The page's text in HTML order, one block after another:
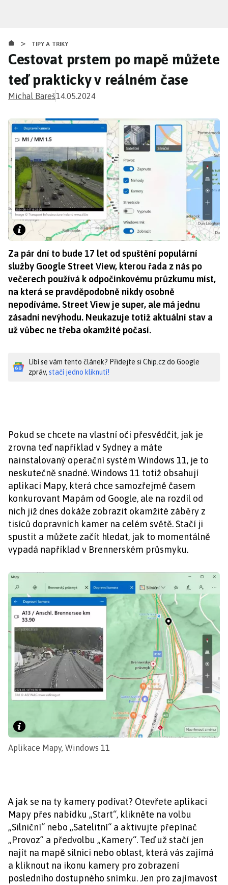
obsahu
> TIPY A TRIKY
Cestovat prstem po mapě můžete
teď prakticky v reálném čase
Michal Bareš14.05.2024
Za pár dní to bude 17 let od spuštění populární
služby Google Street View, kterou řada z nás po
večerech používá k odpočinkovému průzkumu míst,
na která se pravděpodobně nikdy osobně
nepodíváme. Street View je super, ale má jednu
zásadní nevýhodu. Neukazuje totiž aktuální stav a
už vůbec ne třeba okamžité počasí.
Líbí se vám tento článek? Přidejte si Chip.cz do Google
zpráv, stačí jedno kliknutí!
Pokud se chcete na vlastní oči přesvědčit, jak je
zrovna teď například v Sydney a máte
nainstalovaný operační systém Windows 11, je to
neskutečně snadné. Windows 11 totiž obsahují
aplikaci Mapy, která chce samozřejmě časem
konkurovant Mapám od Google, ale na rozdíl od
nich již dnes dokáže zobrazit okamžité záběry z
tisíců dopravních kamer na celém světě. Stačí ji
spustit a můžete začít hledat, jak to momentálně
vypadá například v Brennerském průsmyku.
Aplikace Mapy, Windows 11
A jak se na ty kamery podívat? Otevřete aplikaci
Mapy přes nabídku „Start“, klikněte na volbu
„Silniční“ nebo „Satelitní“ a aktivujte přepínač
„Provoz” a předvolbu „Kamery“. Teď už stačí jen
najít na mapě silnici nebo oblast, která vás zajímá
a kliknout na ikonu kamery pro zobrazení
posledního dostupného snímku. Jen pro zajímavost